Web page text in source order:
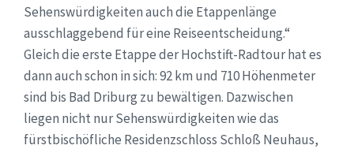
Sehenswürdigkeiten auch die Etappenlänge
ausschlaggebend für eine Reiseentscheidung.“
Gleich die erste Etappe der Hochstift-Radtour hat es
dann auch schon in sich: 92 km und 710 Höhenmeter
sind bis Bad Driburg zu bewältigen. Dazwischen
liegen nicht nur Sehenswürdigkeiten wie das
fürstbischöfliche Residenzschloss Schloß Neuhaus,